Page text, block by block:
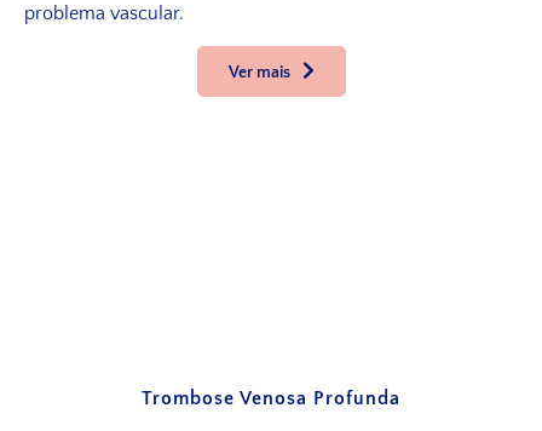
problema vascular.
Ver mais
Trombose Venosa Profunda